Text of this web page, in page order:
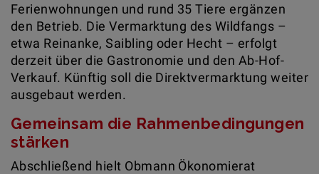
Ferienwohnungen und rund 35 Tiere ergänzen
den Betrieb. Die Vermarktung des Wildfangs –
etwa Reinanke, Saibling oder Hecht – erfolgt
derzeit über die Gastronomie und den Ab-Hof-
Verkauf. Künftig soll die Direktvermarktung weiter
ausgebaut werden.
Gemeinsam die Rahmenbedingungen
stärken
Abschließend hielt Obmann Ökonomierat